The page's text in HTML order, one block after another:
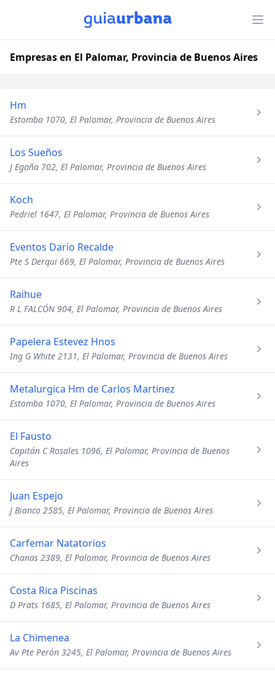
Empresas en El Palomar, Provincia de Buenos Aires
Hm
Estomba 1070, El Palomar, Provincia de Buenos Aires
Los Sueños
J Egaña 702, El Palomar, Provincia de Buenos Aires
Koch
Pedriel 1647, El Palomar, Provincia de Buenos Aires
Eventos Dario Recalde
Pte S Derqui 669, El Palomar, Provincia de Buenos Aires
Raihue
R L FALCÓN 904, El Palomar, Provincia de Buenos Aires
Papelera Estevez Hnos
Ing G White 2131, El Palomar, Provincia de Buenos Aires
Metalurgica Hm de Carlos Martinez
Estomba 1070, El Palomar, Provincia de Buenos Aires
El Fausto
Capitán C Rosales 1096, El Palomar, Provincia de Buenos
Aires
Juan Espejo
J Bianco 2585, El Palomar, Provincia de Buenos Aires
Carfemar Natatorios
Chanas 2389, El Palomar, Provincia de Buenos Aires
Costa Rica Piscinas
D Prats 1685, El Palomar, Provincia de Buenos Aires
La Chimenea
Av Pte Perón 3245, El Palomar, Provincia de Buenos Aires